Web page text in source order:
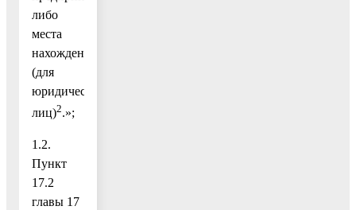
либо
места
нахождения
(для
юридических
лиц)2.»;
1.2.
Пункт
17.2
главы 17